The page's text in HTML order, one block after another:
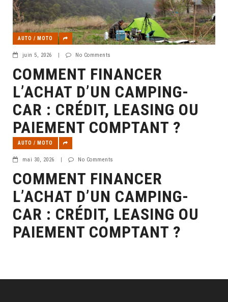
AUTO / MOTO
juin 5, 2026 | No Comments
COMMENT FINANCER
L’ACHAT D’UN CAMPING-
CAR : CRÉDIT, LEASING OU
PAIEMENT COMPTANT ?
AUTO / MOTO
mai 30, 2026 | No Comments
COMMENT FINANCER
L’ACHAT D’UN CAMPING-
CAR : CRÉDIT, LEASING OU
PAIEMENT COMPTANT ?